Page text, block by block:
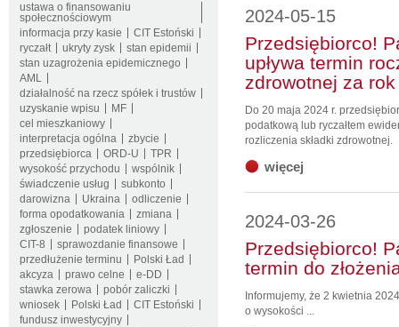
ustawa o finansowaniu
społecznościowym
informacja przy kasie
CIT Estoński
ryczałt
ukryty zysk
stan epidemii
stan uzagrożenia epidemicznego
AML
działalność na rzecz spółek i trustów
uzyskanie wpisu
MF
cel mieszkaniowy
interpretacja ogólna
zbycie
przedsiębiorca
ORD-U
TPR
wysokość przychodu
wspólnik
świadczenie usług
subkonto
darowizna
Ukraina
odliczenie
forma opodatkowania
zmiana
zgłoszenie
podatek liniowy
CIT-8
sprawozdanie finansowe
przedłużenie terminu
Polski Ład
akcyza
prawo celne
e-DD
stawka zerowa
pobór zaliczki
wniosek
Polski Ład
CIT Estoński
fundusz inwestycyjny
2024-05-15
Przedsiębiorco!
upływa termin
zdrowotnej za
Do 20 maja 2024 r.
podatkową lub ryczałtem
rozliczenia składki zdrowotnej.
więcej
2024-03-26
Przedsiębiorco!
termin do
Informujemy, że 2 kwietnia
o wysokości ...